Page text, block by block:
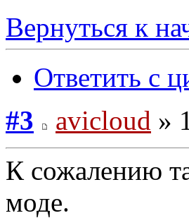
Вернуться к
Ответить с
#3
avicloud »
К сожалению
моде.